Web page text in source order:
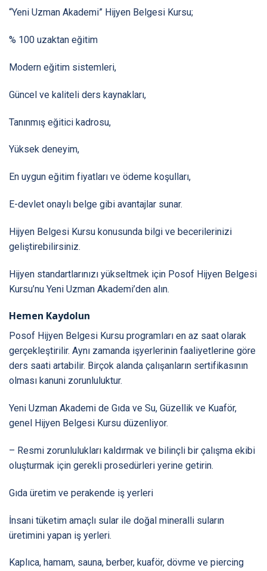
“Yeni Uzman Akademi” Hijyen Belgesi Kursu;
% 100 uzaktan eğitim
Modern eğitim sistemleri,
Güncel ve kaliteli ders kaynakları,
Tanınmış eğitici kadrosu,
Yüksek deneyim,
En uygun eğitim fiyatları ve ödeme koşulları,
E-devlet onaylı belge gibi avantajlar sunar.
Hijyen Belgesi Kursu konusunda bilgi ve becerilerinizi
geliştirebilirsiniz.
Hijyen standartlarınızı yükseltmek için Posof Hijyen Belgesi
Kursu’nu Yeni Uzman Akademi’den alın.
Hemen Kaydolun
Posof Hijyen Belgesi Kursu programları en az saat olarak
gerçekleştirilir. Aynı zamanda işyerlerinin faaliyetlerine göre
ders saati artabilir. Birçok alanda çalışanların sertifikasının
olması kanuni zorunluluktur.
Yeni Uzman Akademi de Gıda ve Su, Güzellik ve Kuaför,
genel Hijyen Belgesi Kursu düzenliyor.
– Resmi zorunlulukları kaldırmak ve bilinçli bir çalışma ekibi
oluşturmak için gerekli prosedürleri yerine getirin.
Gıda üretim ve perakende iş yerleri
İnsani tüketim amaçlı sular ile doğal mineralli suların
üretimini yapan iş yerleri.
Kaplıca, hamam, sauna, berber, kuaför, dövme ve piercing